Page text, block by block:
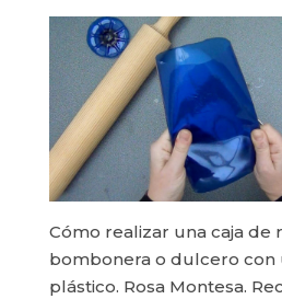
Cómo realizar una caja de
bombonera o dulcero con
plástico. Rosa Montesa.